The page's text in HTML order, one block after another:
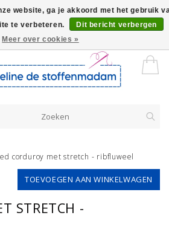
stoffen worden verkocht per 10 cm.
corduroy met stretch - ribfluweel
TOEVOEGEN AAN WINKELWAGEN
STRETCH -
website, ga je akkoord met het gebruik
te verbeteren.
Dit bericht verbergen
Meer over cookies »